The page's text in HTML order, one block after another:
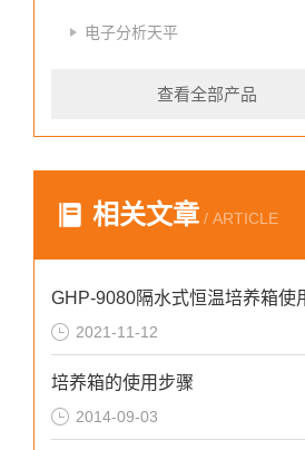
电子分析天平
查看全部产品
相关文章 / ARTICLE
2021-11-12
培养箱的使用步骤
2014-09-03